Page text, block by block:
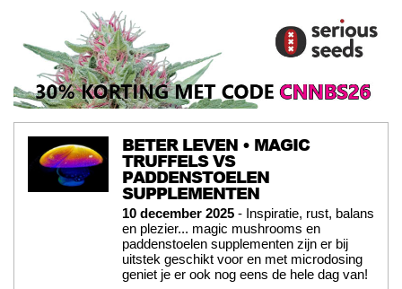
BETER LEVEN • MAGIC
TRUFFELS VS
PADDENSTOELEN
SUPPLEMENTEN
10 december 2025 - Inspiratie, rust, balans
en plezier... magic mushrooms en
paddenstoelen supplementen zijn er bij
uitstek geschikt voor en met microdosing
geniet je er ook nog eens de hele dag van!